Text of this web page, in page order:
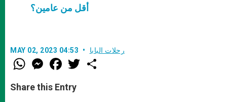
أقل من عامين؟
MAY 02, 2023 04:53 رحلات البابا
W
h
t
s
M
e
s
e
F
a
e
b
w
Share this Entry